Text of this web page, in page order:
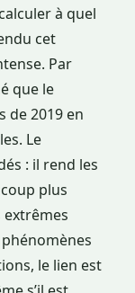
à quel
cet
Par
que le
de 2019 en
Le
: il rend les
plus
le lien est